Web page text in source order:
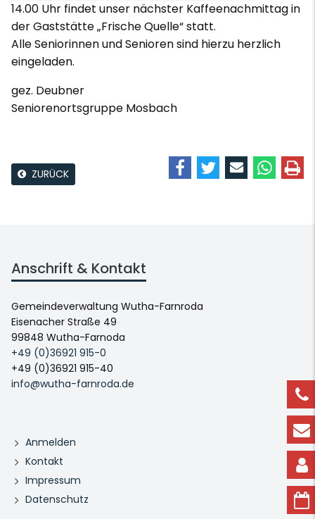
14.00 Uhr findet unser nächster Kaffeenachmittag in
der Gaststätte „Frische Quelle“ statt.
Alle Seniorinnen und Senioren sind hierzu herzlich
eingeladen.
gez. Deubner
Seniorenortsgruppe Mosbach
ZURÜCK
Anschrift & Kontakt
Gemeindeverwaltung Wutha-Farnroda
Eisenacher Straße 49
99848 Wutha-Farnoda
+49 (0)36921 915-0
+49 (0)36921 915-40
info@wutha-farnroda.de
Anmelden
Kontakt
Impressum
Datenschutz